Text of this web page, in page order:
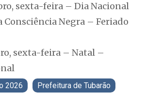
sexta-feira – Dia Nacional
Consciência Negra – Feriado
sexta-feira – Natal –
2026 Prefeitura de Tubarão